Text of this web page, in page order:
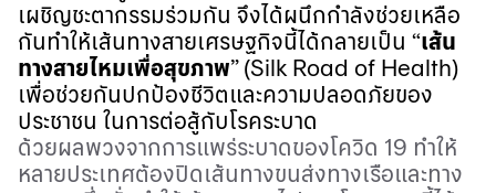
เผชิญชะตากรรมร่วมกัน จึงได้ผนึกกำลังช่วยเหลือ
กันทำให้เส้นทางสายเศรษฐกิจนี้ได้กลายเป็น “เส้น
ทางสายไหมเพื่อสุขภาพ” (Silk Road of Health)
เพื่อช่วยกันปกป้องชีวิตและความปลอดภัยของ
ประชาชน ในการต่อสู้กับโรคระบาด
ด้วยผลพวงจากการแพร่ระบาดของโควิด 19 ทำให้
หลายประเทศต้องปิดเส้นทางขนส่งทางเรือและทาง